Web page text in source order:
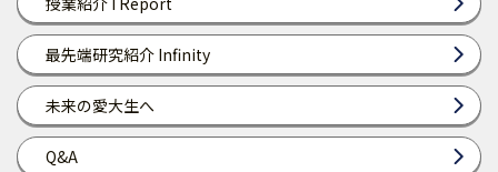
最先端研究紹介 Infinity
未来の愛大生へ
Q&A